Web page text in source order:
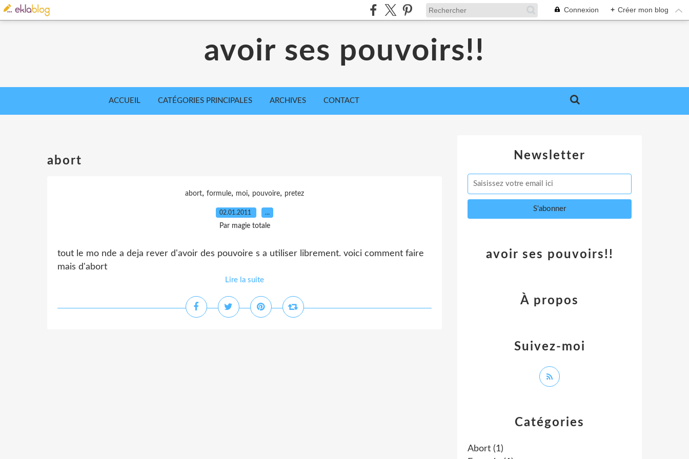
Connexion + Créer mon blog
avoir ses pouvoirs!!
ACCUEIL CATÉGORIES PRINCIPALES ARCHIVES CONTACT
abort
abort, formule, moi, pouvoire, pretez
02.01.2011 …
Par magie totale
tout le mo nde a deja rever d'avoir des pouvoire s a utiliser librement. voici comment faire
mais d'abort
Lire la suite
Newsletter
Catégories
Abort (1)
avoir ses pouvoirs!!
Suivez-moi
À propos